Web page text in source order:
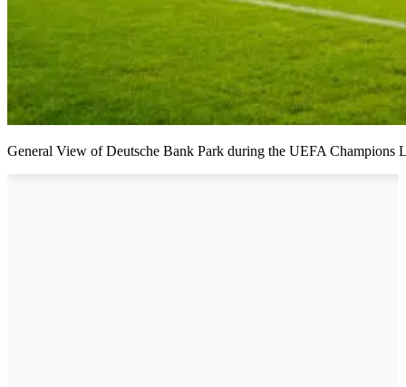
General View of Deutsche Bank Park during the UEFA Champions